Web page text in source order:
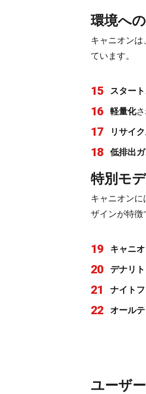
環境へ
キャニオン
ています。
15 スター
16 軽量化
17 リサイ
18 低排出
特別モ
キャニオン
ザインが特徴
19 キャニ
20 デナリ
21 ナイト
22 オール
ユーザ